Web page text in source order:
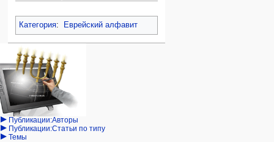
Категория: Еврейский алфавит
Навигация
персональные инструменты
войти
запрос
учётной
записи
категории
Израиль:Страна и
государство
Иудаизм
Народ
Проекты
Проекты/Участники/
дополнения
Публикации:Авторы
Публикации:Статьи по типу
Темы